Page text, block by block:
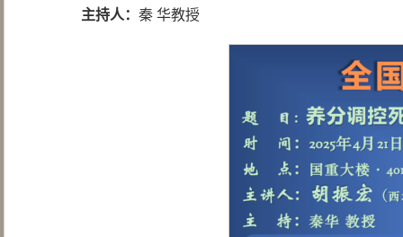
主持人： 秦 华教授